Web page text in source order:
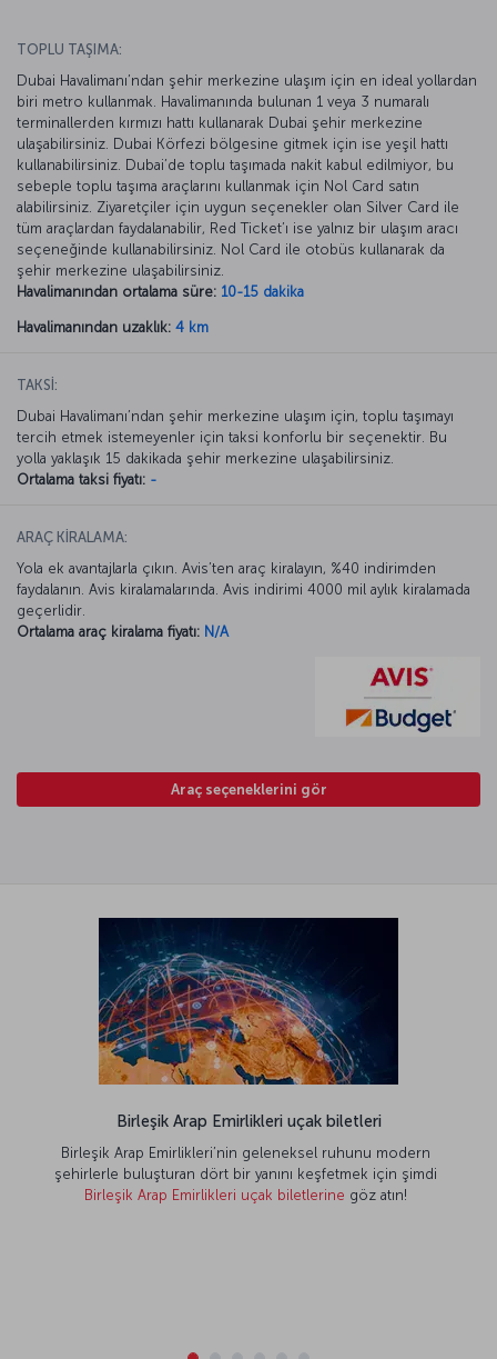
TOPLU TAŞIMA:
Dubai Havalimanı’ndan şehir merkezine ulaşım için en ideal yollardan
biri metro kullanmak. Havalimanında bulunan 1 veya 3 numaralı
terminallerden kırmızı hattı kullanarak Dubai şehir merkezine
ulaşabilirsiniz. Dubai Körfezi bölgesine gitmek için ise yeşil hattı
kullanabilirsiniz. Dubai’de toplu taşımada nakit kabul edilmiyor, bu
sebeple toplu taşıma araçlarını kullanmak için Nol Card satın
alabilirsiniz. Ziyaretçiler için uygun seçenekler olan Silver Card ile
tüm araçlardan faydalanabilir, Red Ticket’ı ise yalnız bir ulaşım aracı
seçeneğinde kullanabilirsiniz. Nol Card ile otobüs kullanarak da
şehir merkezine ulaşabilirsiniz.
Havalimanından ortalama süre: 10-15 dakika
Havalimanından uzaklık: 4 km
TAKSİ:
Dubai Havalimanı’ndan şehir merkezine ulaşım için, toplu taşımayı
tercih etmek istemeyenler için taksi konforlu bir seçenektir. Bu
yolla yaklaşık 15 dakikada şehir merkezine ulaşabilirsiniz.
Ortalama taksi fiyatı: -
ARAÇ KİRALAMA:
Yola ek avantajlarla çıkın. Avis’ten araç kiralayın, %40 indirimden
faydalanın. Avis kiralamalarında. Avis indirimi 4000 mil aylık kiralamada
geçerlidir.
Ortalama araç kiralama fiyatı: N/A
Araç seçeneklerini gör
Birleşik Arap Emirlikleri uçak biletleri
Birleşik Arap Emirlikleri’nin geleneksel ruhunu modern
şehirlerle buluşturan dört bir yanını keşfetmek için şimdi
Birleşik Arap Emirlikleri uçak biletlerine göz atın!